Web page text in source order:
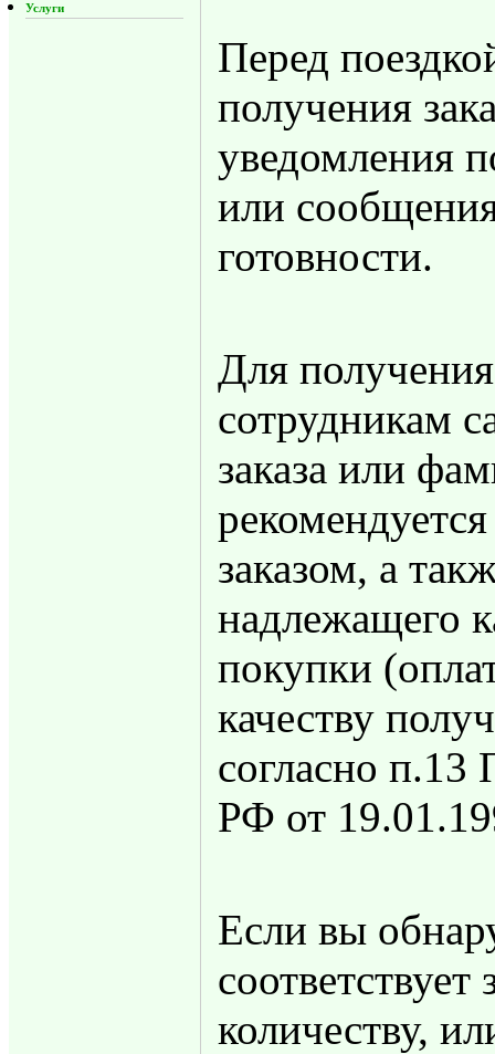
Услуги
Перед
получения
уведомления
или
готовности.
Для получения
сотрудникам
заказа или
заказом, а
надлежащего
покупки
качеству
согласно п.13
РФ от
Если вы
количеству,